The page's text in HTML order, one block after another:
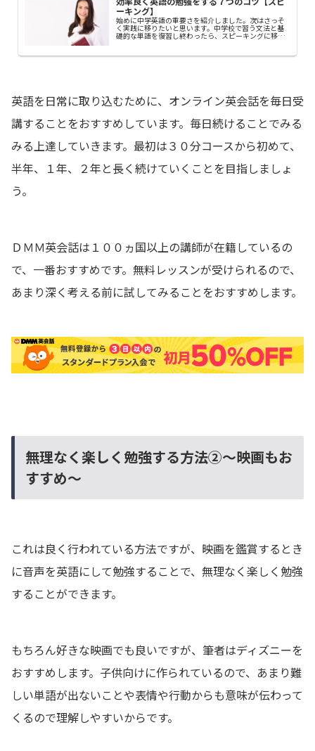
ーキング】
始めに中学英語の重要さを紹介しました。次はさっそ
く実践に移りたいと思います。中学校で習う文法と基
礎的な単語を復習し終わったら、スピーキングに移り
英語を日常に取り込むために、オンライン英会話を毎日受
講することをおすすめしています。毎日続けることでみる
みる上達していきます。最初は３０分コースから初めて、
半年、１年、２年と長く続けていくことを目指しましょ
う。
ＤＭＭ英会話は１００ヵ国以上の講師が在籍しているの
で、一番おすすめです。無料レッスンが受けられるので、
あまり深く考える前に試してみることをおすすめします。
無理なく楽しく勉強する方法②～映画もお
すすめ～
これは良く行われている方法ですが、映画を鑑賞するとき
に音声を英語にして勉強することで、無理なく楽しく勉強
することができます。
もちろん好きな映画でも良いですが、筆者はディズニーを
おすすめします。子供向けに作られているので、あまり難
しい単語が出ないことや表情や行動からも意味が伝わって
くるので理解しやすいからです。